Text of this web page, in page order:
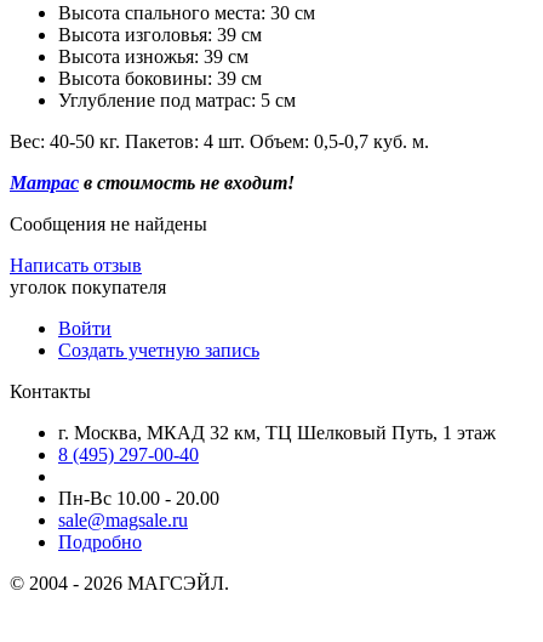
Высота спального места: 30 см
Высота изголовья: 39 см
Высота изножья: 39 см
Высота боковины: 39 см
Углубление под матрас: 5 см
Вес: 40-50 кг. Пакетов: 4 шт. Объем: 0,5-0,7 куб. м.
Матрас в стоимость не входит!
Сообщения не найдены
Написать отзыв
уголок покупателя
Войти
Создать учетную запись
Контакты
г. Москва, МКАД 32 км, ТЦ Шелковый Путь, 1 этаж
8 (495) 297-00-40
Пн-Вс 10.00 - 20.00
sale@magsale.ru
Подробно
© 2004 - 2026 МАГСЭЙЛ.